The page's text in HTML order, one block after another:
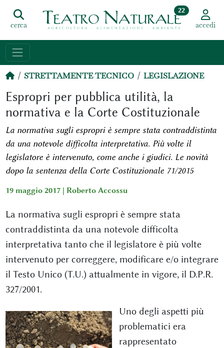
cerca
22
accedi
STRETTAMENTE TECNICO LEGISLAZIONE
Espropri per pubblica utilità, la
normativa e la Corte Costituzionale
La normativa sugli espropri è sempre stata contraddistinta
da una notevole difficolta interpretativa. Più volte il
legislatore è intervenuto, come anche i giudici. Le novità
dopo la sentenza della Corte Costituzionale 71/2015
19 maggio 2017 | Roberto Accossu
La normativa sugli espropri è sempre stata
contraddistinta da una notevole difficolta
interpretativa tanto che il legislatore è più volte
intervenuto per correggere, modificare e/o integrare
il Testo Unico (T.U.) attualmente in vigore, il D.P.R.
327/2001.
Uno degli aspetti più
problematici era
rappresentato